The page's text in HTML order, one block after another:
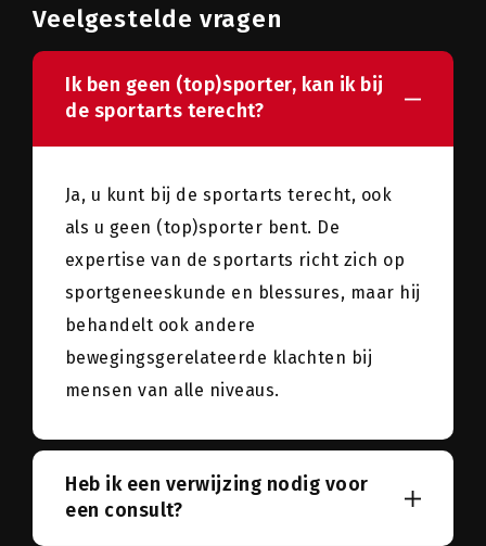
Veelgestelde vragen
Ik ben geen (top)sporter, kan ik bij
de sportarts terecht?
Ja, u kunt bij de sportarts terecht, ook
als u geen (top)sporter bent. De
expertise van de sportarts richt zich op
sportgeneeskunde en blessures, maar hij
behandelt ook andere
bewegingsgerelateerde klachten bij
mensen van alle niveaus.
Heb ik een verwijzing nodig voor
een consult?